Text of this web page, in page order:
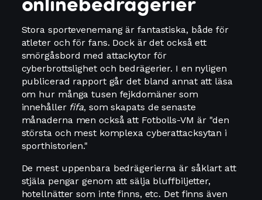
Stora sportevenemang är fantastiska, både för
atleter och för fans. Dock är det också ett
smörgåsbord med attackytor för
cyberbrottslighet och bedrägerier. I en nyligen
publicerad rapport går det bland annat att läsa
om hur många tusen fejkdomäner som
innehåller fifa, som skapats de senaste
månaderna men också att Fotbolls-VM är "den
största och mest komplexa cyberattacksytan i
sporthistorien."
De mest uppenbara bedrägerierna är såklart att
stjäla pengar genom att sälja bluffbiljetter,
hotellnätter som inte finns, etc. Det finns även